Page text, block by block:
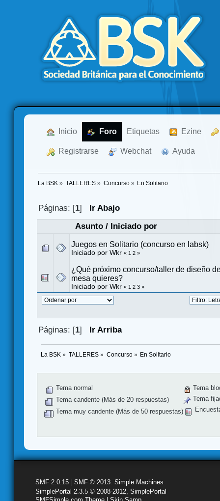
Inicio Foro Etiquetas Ezine
Registrarse Webchat Ayuda
La BSK » TALLERES» Concurso» En Solitario
Páginas: [1]
Ir Abajo
Asunto/ Iniciado por
Juegos en Solitario (concurso en labsk)
Iniciado por Wkr « 1 2 »
¿Qué próximo concurso/taller de diseño
mesa quieres?
Iniciado por Wkr « 1 2 3 »
Páginas: [1] Ir Arriba
La BSK » TALLERES» Concurso» En Solitario
Tema normal
Tema candente (Más de 20 respuestas)
Tema muy candente (Más de 50 respuestas)
Tema
Tema
SMF 2.0.15 SMF © 2013 Simple Machines
SimplePortal 2.3.5 © 2008-2012, SimplePortal